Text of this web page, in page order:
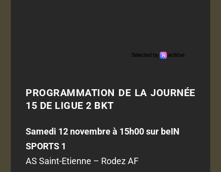
PROGRAMMATION DE LA JOURNÉE
15 DE LIGUE 2 BKT
Samedi 12 novembre à 15h00 sur beIN
SPORTS 1
AS Saint-Etienne – Rodez AF